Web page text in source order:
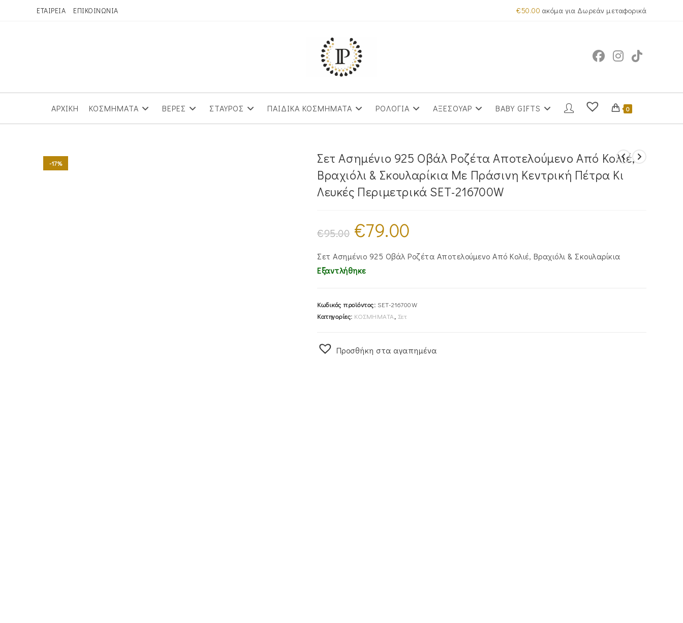
ΕΤΑΙΡΕΙΑ ΕΠΙΚΟΙΝΩΝΙΑ €50.00 ακόμα για Δωρεάν μεταφορικά
ΑΡΧΙΚΗ ΚΟΣΜΗΜΑΤΑ ΒΕΡΕΣ ΣΤΑΥΡΟΣ ΠΑΙΔΙΚΑ ΚΟΣΜΗΜΑΤΑ ΡΟΛΟΓΙΑ ΑΞΕΣΟΥΑΡ BABY GIFTS 0
-17%
Σετ Ασημένιο 925 Οβάλ Ροζέτα Αποτελούμενο Από Κολιέ,
Βραχιόλι & Σκουλαρίκια Με Πράσινη Κεντρική Πέτρα Κι
Λευκές Περιμετρικά SET-216700W
€95.00
Original
price
was:
€79.00
€79.00.
Σετ Ασημένιο 925 Οβάλ Ροζέτα Αποτελούμενο Από Κολιέ, Βραχιόλι & Σκουλαρίκια
Εξαντλήθηκε
Κωδικός προϊόντος: SET-216700W
Κατηγορίες: ΚΟΣΜΗΜΑΤΑ, Σετ
Προσθήκη στα αγαπημένα